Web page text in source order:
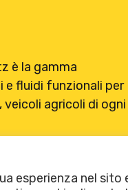
è la gamma
e fluidi funzionali per
agricoli di ogni
esperienza nel